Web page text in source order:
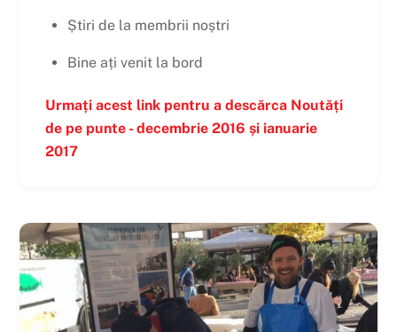
Știri de la membrii noștri
Bine ați venit la bord
Urmați acest link pentru a descărca Noutăți
de pe punte - decembrie 2016 și ianuarie
2017